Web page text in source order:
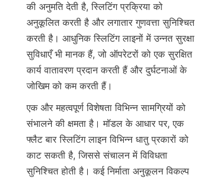
की अनुमति देती है, स्लिटिंग प्रक्रिया को
अनुकूलित करती है और लगातार गुणवत्ता सुनिश्चित
करती है। आधुनिक स्लिटिंग लाइनों में उन्नत सुरक्षा
सुविधाएँ भी मानक हैं, जो ऑपरेटरों को एक सुरक्षित
कार्य वातावरण प्रदान करती हैं और दुर्घटनाओं के
जोखिम को कम करती हैं।
एक और महत्वपूर्ण विशेषता विभिन्न सामग्रियों को
संभालने की क्षमता है। मॉडल के आधार पर, एक
फ्लैट बार स्लिटिंग लाइन विभिन्न धातु प्रकारों को
काट सकती है, जिससे संचालन में विविधता
सुनिश्चित होती है। कई निर्माता अनुकूलन विकल्प